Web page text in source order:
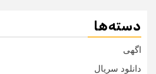
دسته‌ها
اگهی
دانلود سریال